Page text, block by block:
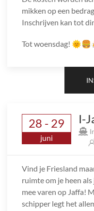
mikken op een
Inschrijven kan tot
Tot woensdag!
28 - 29
juni
I-
Vind je Friesland
ruimte om je heen
mee varen op Jaffa!
schipper legt het